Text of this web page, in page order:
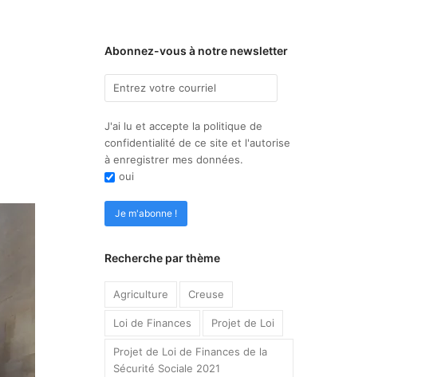
Abonnez-vous à notre newsletter
J'ai lu et accepte la politique de
confidentialité de ce site et l'autorise
à enregistrer mes données.
oui
Recherche par thème
Agriculture Creuse
Loi de Finances Projet de Loi
Projet de Loi de Finances de la
Sécurité Sociale 2021